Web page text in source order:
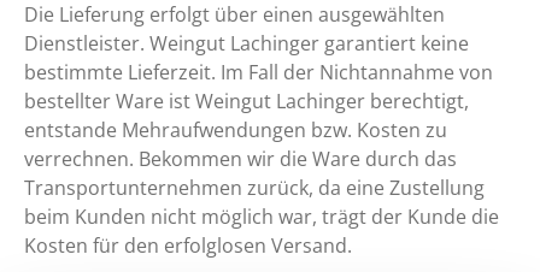
Die Lieferung erfolgt über einen ausgewählten
Dienstleister. Weingut Lachinger garantiert keine
bestimmte Lieferzeit. Im Fall der Nichtannahme von
bestellter Ware ist Weingut Lachinger berechtigt,
entstande Mehraufwendungen bzw. Kosten zu
verrechnen. Bekommen wir die Ware durch das
Transportunternehmen zurück, da eine Zustellung
beim Kunden nicht möglich war, trägt der Kunde die
Kosten für den erfolglosen Versand.